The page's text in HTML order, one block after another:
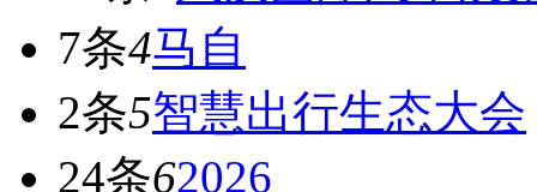
7条4马自
2条5智慧出行生态大会
24条62026